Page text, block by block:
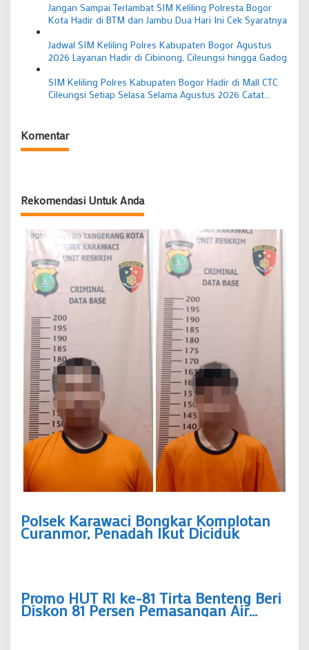
Jangan Sampai Terlambat SIM Keliling Polresta Bogor
Kota Hadir di BTM dan Jambu Dua Hari Ini Cek Syaratnya
Jadwal SIM Keliling Polres Kabupaten Bogor Agustus
2026 Layanan Hadir di Cibinong, Cileungsi hingga Gadog
SIM Keliling Polres Kabupaten Bogor Hadir di Mall CTC
Cileungsi Setiap Selasa Selama Agustus 2026 Catat
Komentar
Rekomendasi Untuk Anda
Polsek Karawaci Bongkar Komplotan
Curanmor, Penadah Ikut Diciduk
Promo HUT RI ke-81 Tirta Benteng Beri
Diskon 81 Persen Pemasangan Air
Bersih Bayar Mulai Rp237 Ribu